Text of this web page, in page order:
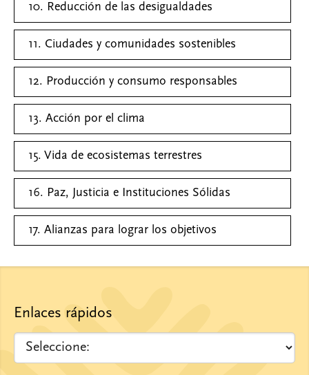
10. Reducción de las desigualdades
11. Ciudades y comunidades sostenibles
12. Producción y consumo responsables
13. Acción por el clima
15. Vida de ecosistemas terrestres
16. Paz, Justicia e Instituciones Sólidas
17. Alianzas para lograr los objetivos
Enlaces rápidos